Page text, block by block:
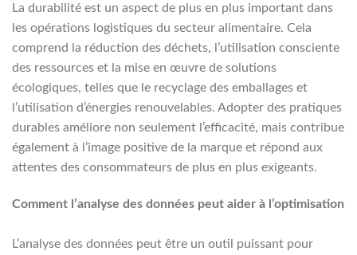
La durabilité est un aspect de plus en plus important dans
les opérations logistiques du secteur alimentaire. Cela
comprend la réduction des déchets, l’utilisation consciente
des ressources et la mise en œuvre de solutions
écologiques, telles que le recyclage des emballages et
l’utilisation d’énergies renouvelables. Adopter des pratiques
durables améliore non seulement l’efficacité, mais contribue
également à l’image positive de la marque et répond aux
attentes des consommateurs de plus en plus exigeants.
Comment l’analyse des données peut aider à l’optimisation
L’analyse des données peut être un outil puissant pour